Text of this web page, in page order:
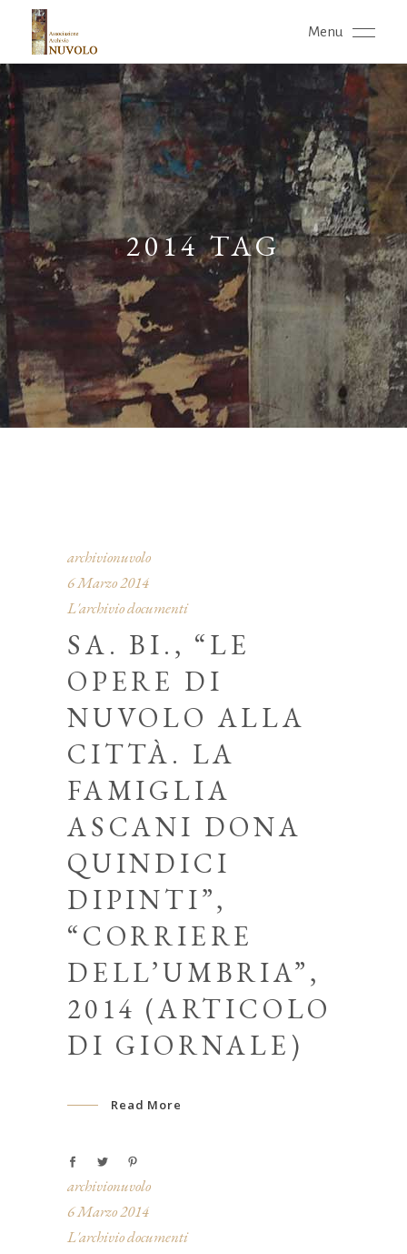
Menu
2014 TAG
archivionuvolo
6 Marzo 2014
L'archivio documenti
SA. BI., “LE
OPERE DI
NUVOLO ALLA
CITTÀ. LA
FAMIGLIA
ASCANI DONA
QUINDICI
DIPINTI”,
“CORRIERE
DELL’UMBRIA”,
2014 (ARTICOLO
DI GIORNALE)
Read More
archivionuvolo
6 Marzo 2014
L'archivio documenti